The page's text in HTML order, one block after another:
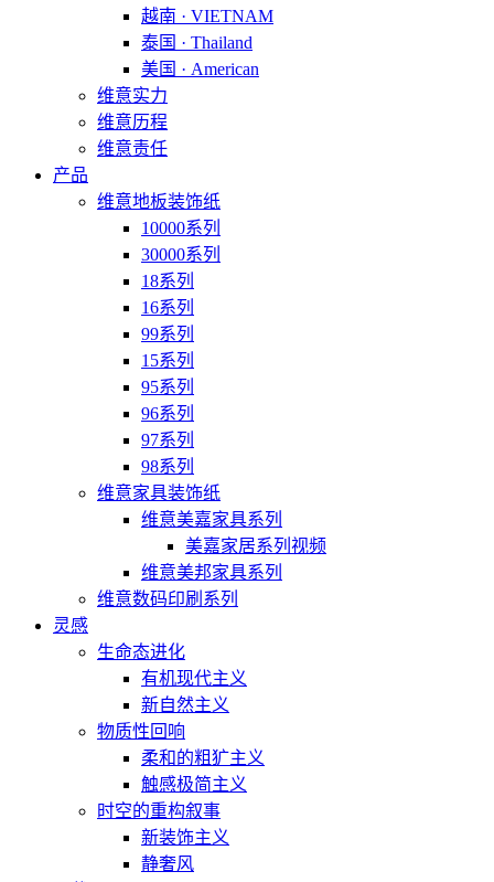
越南 · VIETNAM
泰国 · Thailand
美国 · American
维意实力
维意历程
维意责任
产品
维意地板装饰纸
10000系列
30000系列
18系列
16系列
99系列
15系列
95系列
96系列
97系列
98系列
维意家具装饰纸
维意美嘉家具系列
美嘉家居系列视频
维意美邦家具系列
维意数码印刷系列
灵感
生命态进化
有机现代主义
新自然主义
物质性回响
柔和的粗犷主义
触感极简主义
时空的重构叙事
新装饰主义
静奢风